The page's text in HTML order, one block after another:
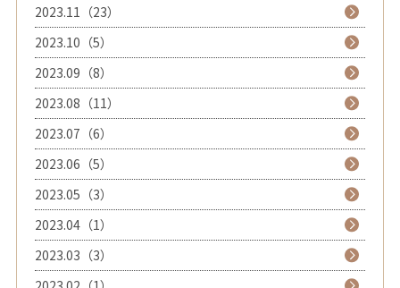
2023.11（23）
2023.10（5）
2023.09（8）
2023.08（11）
2023.07（6）
2023.06（5）
2023.05（3）
2023.04（1）
2023.03（3）